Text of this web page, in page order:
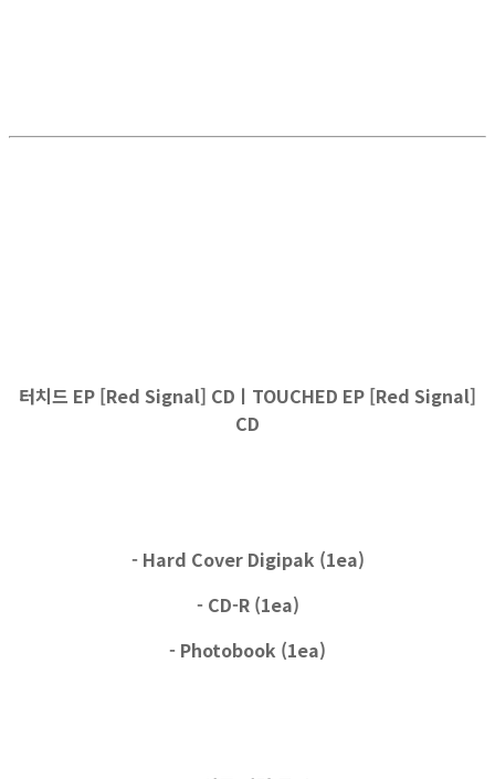
터치드 EP [Red Signal] CDㅣTOUCHED EP [Red Signal]
CD
- Hard Cover Digipak (1ea)
- CD-R (1ea)
- Photobook (1ea)